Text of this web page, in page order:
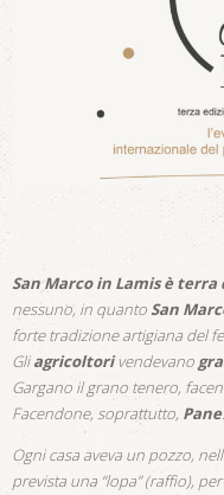
San Marco in Lamis è terra
nessuno, in quanto San
forte tradizione artigiana del
Gliagricoltorivendevano
Gargano il grano tenero,
Facendone, soprattutto, Pane
Ogni casa aveva un pozzo,
prevista una “lopa” (raffio),